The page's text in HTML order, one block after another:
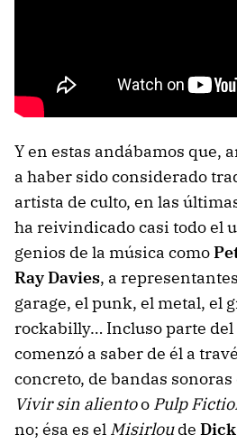
Y en estas andábamos que,
a haber sido considerado
artista de culto, en las
ha reivindicado casi todo el
genios de la música como
Ray Davies, a
garage, el punk, el metal, el
rockabilly… Incluso parte
comenzó a saber de él a
concreto, de bandas
Vivir sin alientoo Pulp
no; ésa es el Misirloude